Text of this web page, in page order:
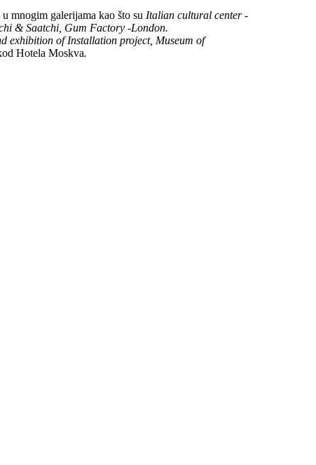
mnogim galerijama kao što su Italian cultural center -
& Saatchi, Gum Factory -London.
exhibition of Installation project, Museum of
Hotela Moskva.